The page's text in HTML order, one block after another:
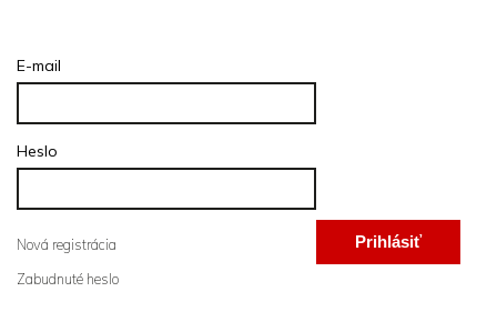
E-mail
Heslo
Prihlásiť
Nová registrácia
Zabudnuté heslo